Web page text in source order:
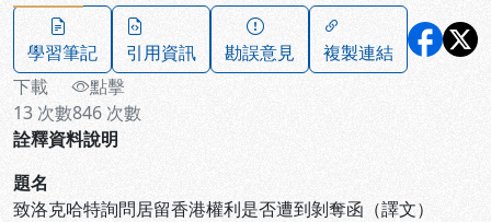
學習筆記 引用資訊 勘誤意見
複製連結
下載
13 次數
點擊
846 次數
詮釋資料說明
題名
致洛克哈特詢問居留香港權利是否遭到剝奪函（譯文）